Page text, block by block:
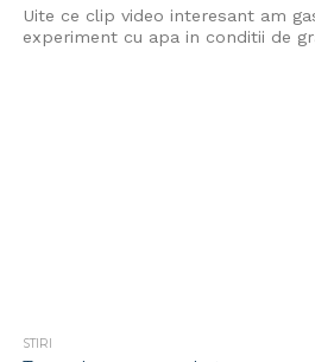
Uite ce clip video interesant am
experiment cu apa in conditii de
STIRI